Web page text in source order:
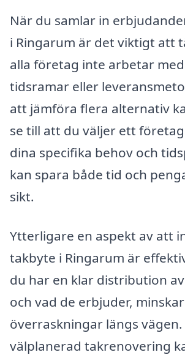
När du samlar in
i Ringarum är det viktigt att
alla företag inte arbetar
tidsramar eller
att jämföra flera alternativ
se till att du väljer ett
dina specifika behov och
kan spara både tid och
sikt.
Ytterligare en aspekt av att
takbyte i Ringarum är
du har en klar distribution
och vad de erbjuder,
överraskningar längs vägen.
välplanerad takrenovering